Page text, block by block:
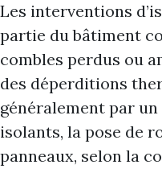
Les interventions
partie du bâtiment
combles perdus ou
des déperditions
généralement par
isolants, la pose de
panneaux, selon la